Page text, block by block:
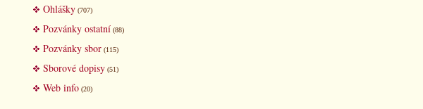
Ohlášky (707)
Pozvánky ostatní (88)
Pozvánky sbor (115)
Sborové dopisy (51)
Web info (20)